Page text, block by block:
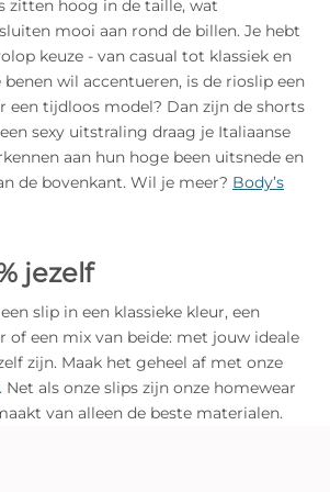
zitten hoog in de taille, wat
mooi aan rond de billen. Je hebt
keuze - van casual tot klassiek en
wil accentueren, is de rioslip een
een tijdloos model? Dan zijn de shorts
sexy uitstraling draag je Italiaanse
aan hun hoge been uitsnede en
de bovenkant. Wil je meer? Body’s
jezelf
slip in een klassieke kleur, een
of een mix van beide: met jouw ideale
zijn. Maak het geheel af met onze
. Net als onze slips zijn onze homewear
van alleen de beste materialen.